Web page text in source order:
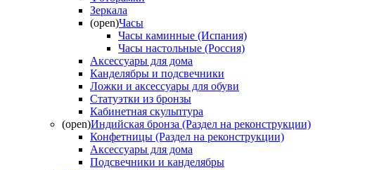
Зеркала
(open)Часы
Часы каминные (Испания)
Часы настольные (Россия)
Аксессуары для дома
Канделябры и подсвечники
Ложки и аксессуары для обуви
Статуэтки из бронзы
Кабинетная скульптура
(open)Индийская бронза (Раздел на реконструкции)
Конфетницы (Раздел на реконструкции)
Аксессуары для дома
Подсвечники и канделябры